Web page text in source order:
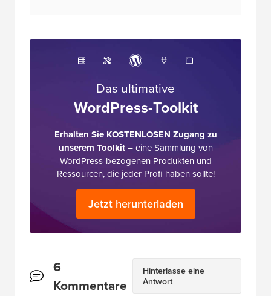
Das ultimative
WordPress-Toolkit
Erhalten Sie KOSTENLOSEN Zugang zu
unserem Toolkit– eine Sammlung von
WordPress-bezogenen Produkten und
Ressourcen, die jeder Profi haben sollte!
Jetzt herunterladen
Leserinteraktionen
6
Kommentare
Hinterlasse eine
Antwort